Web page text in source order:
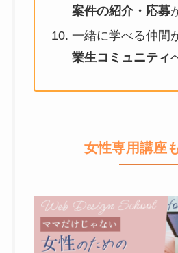
案件の紹介・応募
一緒に学べる仲間
業生コミュニティ
女性専用講座